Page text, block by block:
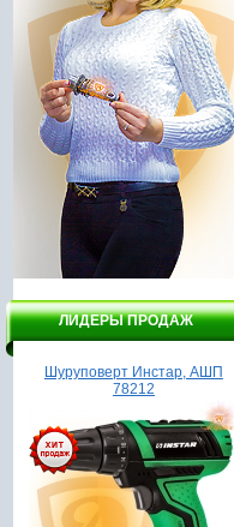
ЛИДЕРЫ ПРОДАЖ
Шуруповерт Инстар, АШП
78212